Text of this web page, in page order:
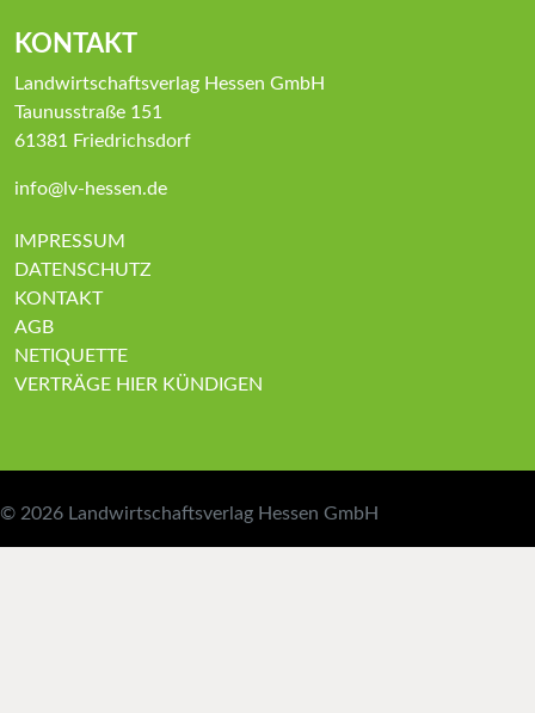
KONTAKT
Landwirtschaftsverlag Hessen GmbH
Taunusstraße 151
61381 Friedrichsdorf
info@lv-hessen.de
IMPRESSUM
DATENSCHUTZ
KONTAKT
AGB
NETIQUETTE
VERTRÄGE HIER KÜNDIGEN
© 2026 Landwirtschaftsverlag Hessen GmbH